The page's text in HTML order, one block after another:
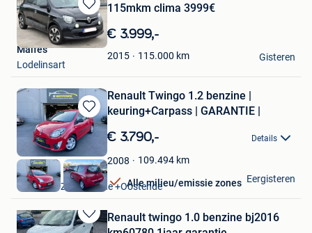
Bewaren
in
Mijn
Favorieten
115mkm clima 3999€
€ 3.999,-
2015 115.000 km
Malfes
Lodelinsart
Gisteren
Bewaren
in
Mijn
Favorieten
Renault Twingo 1.2 benzine |
keuring+Carpass | GARANTIE |
€ 3.790,- Details
2008 109.494 km
Alle milieu/emissie zones
S Motors
Oostende Zandvoorde +Oostende
Eergisteren
Bewaren
Renault twingo 1.0 benzine bj2016